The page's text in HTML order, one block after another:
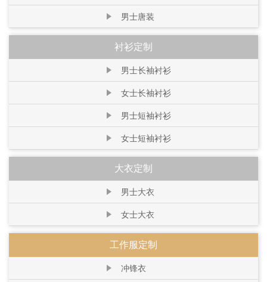
男士唐装
衬衫定制
男士长袖衬衫
女士长袖衬衫
男士短袖衬衫
女士短袖衬衫
大衣定制
男士大衣
女士大衣
工作服定制
冲锋衣